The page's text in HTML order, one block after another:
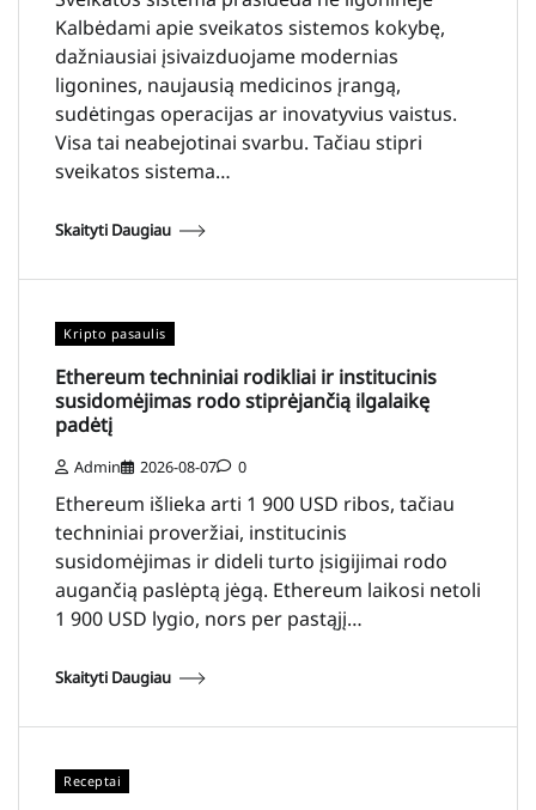
Kalbėdami apie sveikatos sistemos kokybę,
dažniausiai įsivaizduojame modernias
ligonines, naujausią medicinos įrangą,
sudėtingas operacijas ar inovatyvius vaistus.
Visa tai neabejotinai svarbu. Tačiau stipri
sveikatos sistema…
Skaityti Daugiau
Kripto pasaulis
Ethereum techniniai rodikliai ir institucinis
susidomėjimas rodo stiprėjančią ilgalaikę
padėtį
Admin 2026-08-07 0
Ethereum išlieka arti 1 900 USD ribos, tačiau
techniniai proveržiai, institucinis
susidomėjimas ir dideli turto įsigijimai rodo
augančią paslėptą jėgą. Ethereum laikosi netoli
1 900 USD lygio, nors per pastąjį…
Skaityti Daugiau
Receptai